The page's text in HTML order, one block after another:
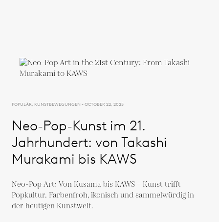
POPULÄR, KUNSTBEWEGUNGEN - OCTOBER 22, 2025
Neo-Pop-Kunst im 21.
Jahrhundert: von Takashi
Murakami bis KAWS
Neo-Pop Art: Von Kusama bis KAWS – Kunst trifft
Popkultur. Farbenfroh, ikonisch und sammelwürdig in
der heutigen Kunstwelt.